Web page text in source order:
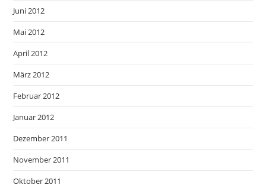
Juni 2012
Mai 2012
April 2012
März 2012
Februar 2012
Januar 2012
Dezember 2011
November 2011
Oktober 2011